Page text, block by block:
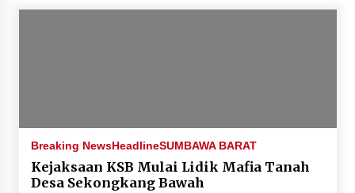
Breaking NewsHeadlineSUMBAWA BARAT
Kejaksaan KSB Mulai Lidik Mafia Tanah
Desa Sekongkang Bawah